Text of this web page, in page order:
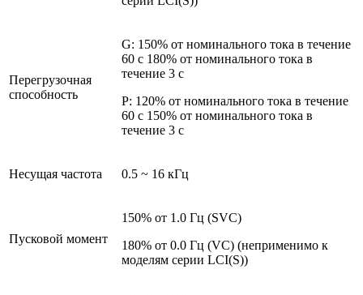
Перегрузочная
способность
G: 150% от номинального тока в течение
60 с 180% от номинального тока в
течение 3 с
P: 120% от номинального тока в течение
60 с 150% от номинального тока в
течение 3 с
Несущая частота 0.5 ~ 16 кГц
Пусковой момент
150% от 1.0 Гц (SVC)
180% от 0.0 Гц (VC) (неприменимо к
моделям серии LCI(S))